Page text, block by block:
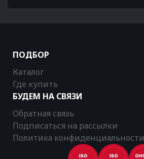
ПОДБОР
Каталог
Где купить
БУДЕМ НА СВЯЗИ
Обратная связь
Подписаться на рассылки
Политика конфиденциальности